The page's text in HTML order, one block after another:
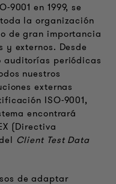
en 1999, se
la organización
de gran importancia
y externos. Desde
auditorías periódicas
nuestros
externas
ISO-9001,
encontrará
(Directiva
Client Test Data
de adaptar